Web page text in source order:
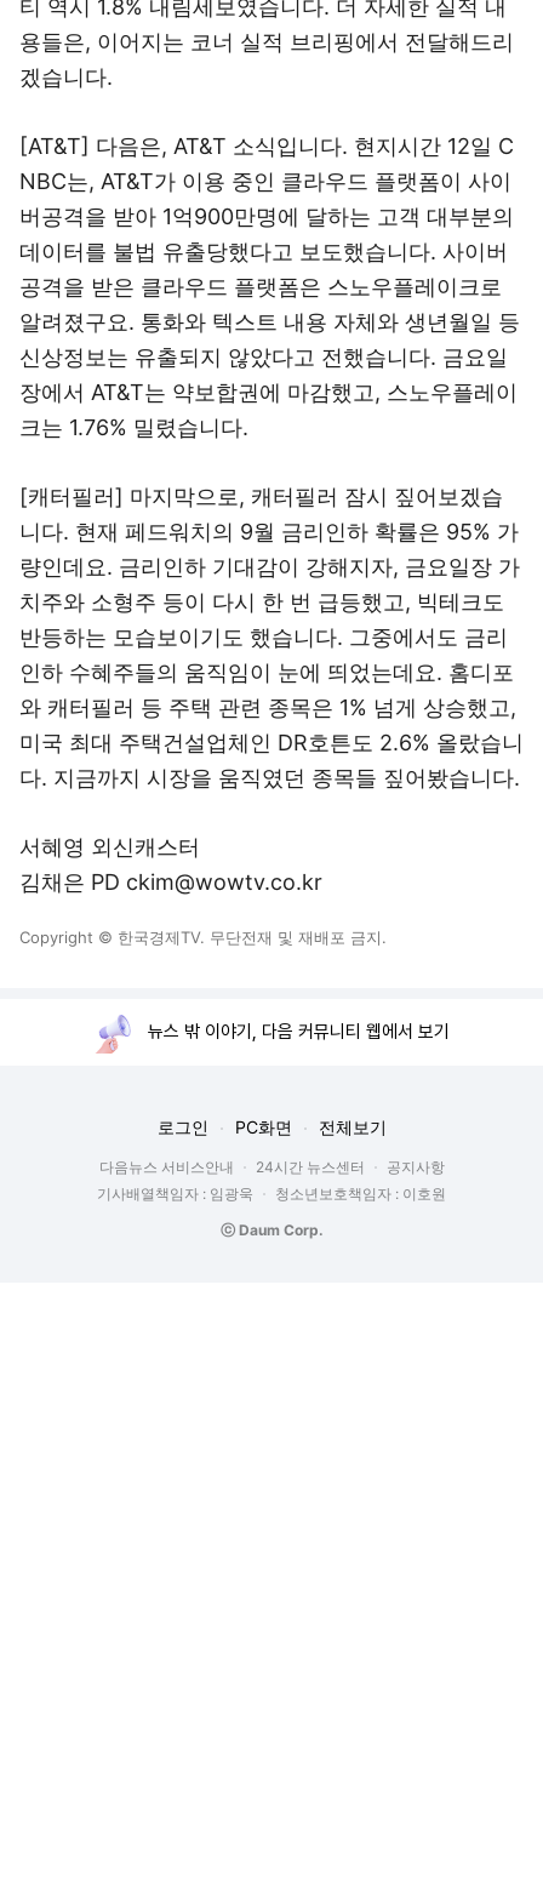
티 역시 1.8% 내림세보였습니다. 더 자세한 실적 내
용들은, 이어지는 코너 실적 브리핑에서 전달해드리
겠습니다.
[AT&T] 다음은, AT&T 소식입니다. 현지시간 12일 C
NBC는, AT&T가 이용 중인 클라우드 플랫폼이 사이
버공격을 받아 1억900만명에 달하는 고객 대부분의
데이터를 불법 유출당했다고 보도했습니다. 사이버
공격을 받은 클라우드 플랫폼은 스노우플레이크로
알려졌구요. 통화와 텍스트 내용 자체와 생년월일 등
신상정보는 유출되지 않았다고 전했습니다. 금요일
장에서 AT&T는 약보합권에 마감했고, 스노우플레이
크는 1.76% 밀렸습니다.
[캐터필러] 마지막으로, 캐터필러 잠시 짚어보겠습
니다. 현재 페드워치의 9월 금리인하 확률은 95% 가
량인데요. 금리인하 기대감이 강해지자, 금요일장 가
치주와 소형주 등이 다시 한 번 급등했고, 빅테크도
반등하는 모습보이기도 했습니다. 그중에서도 금리
인하 수혜주들의 움직임이 눈에 띄었는데요. 홈디포
와 캐터필러 등 주택 관련 종목은 1% 넘게 상승했고,
미국 최대 주택건설업체인 DR호튼도 2.6% 올랐습니
다. 지금까지 시장을 움직였던 종목들 짚어봤습니다.
서혜영 외신캐스터
김채은 PD ckim@wowtv.co.kr
Copyright © 한국경제TV. 무단전재 및 재배포 금지.
뉴스 밖 이야기, 다음 커뮤니티 웹에서 보기
로그인 PC화면 전체보기
다음뉴스 서비스안내 24시간 뉴스센터
공지사항
기사배열책임자 : 임광욱
청소년보호책임자 : 이호원
ⓒ Daum Corp.